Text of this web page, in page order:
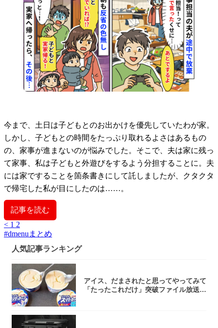
今まで、土日は子どもとのお出かけを優先していたわが家。
しかし、子どもとの時間をたっぷり取れるよさはあるもの
の、家事が進まないのが悩みでした。そこで、夫は家に残っ
て家事、私は子どもと外遊びをするよう分担することに。夫
には家ですることを箇条書きにして託しましたが、クタクタ
で帰宅した私が目にしたのは……。
記事を読む
< 1 2
#dmenuまとめ
人気記事ランキング
アイス、だまされたと思ってやってみて
「たったこれだけ」突破ファイル放送で